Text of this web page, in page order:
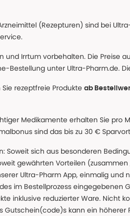
(Rezepturen) sind bei
und Irrtum vorbehalten. Die
Bestellung unter Ultra-Pharm.de.
Sie rezeptfreie Produkte ab
Medikamente erhalten Sie
sind das bis zu 30 €
Soweit sich aus besonderen
gewährten Vorteilen
Ultra-Pharm App, einmalig
im Bestellprozess
inklusive reduzierter Ware. Nicht
Gutschein(code)s kann ein